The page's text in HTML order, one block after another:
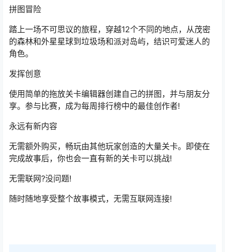
拼图冒险
踏上一场不可思议的旅程，穿越12个不同的地点，从茂密
的森林和外星星球到垃圾场和派对岛屿，结识可爱迷人的
角色。
发挥创意
使用简单的拖放关卡编辑器创建自己的拼图，并与朋友分
享。参与比赛，成为每周排行榜中的最佳创作者!
永远有新内容
无需额外购买，畅玩由其他玩家创造的大量关卡。即使在
完成故事后，你也会一直有新的关卡可以挑战!
无需联网?没问题!
随时随地享受整个故事模式，无需互联网连接!